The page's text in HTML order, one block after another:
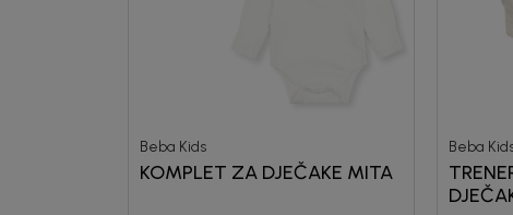
Beba Kids
KOMPLET ZA DJEČAKE MITA
Beba